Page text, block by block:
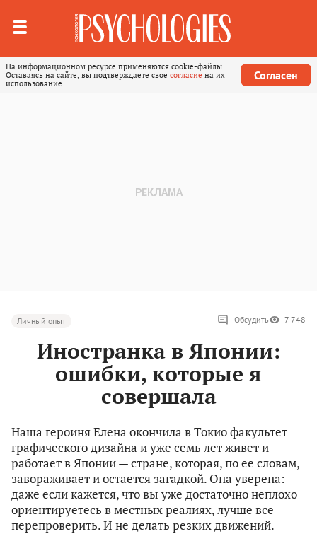
На информационном ресурсе применяются cookie-файлы.
Оставаясь на сайте, вы подтверждаете свое согласие на их
использование.
Согласен
Личный опыт Обсудить 7 748
Иностранка в Японии:
ошибки, которые я
совершала
Наша героиня Елена окончила в Токио факультет
графического дизайна и уже семь лет живет и
работает в Японии — стране, которая, по ее словам,
завораживает и остается загадкой. Она уверена:
даже если кажется, что вы уже достаточно неплохо
ориентируетесь в местных реалиях, лучше все
перепроверить. И не делать резких движений.